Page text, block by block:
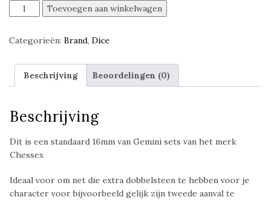
Chessex
Gemini
Red
D20
aantal
Toevoegen aan winkelwagen
Categorieën: Brand, Dice
Beschrijving Beoordelingen (0)
Beschrijving
Dit is een standaard 16mm van Gemini sets van het merk
Chessex
Ideaal voor om net die extra dobbelsteen te hebben voor je
character voor bijvoorbeeld gelijk zijn tweede aanval te